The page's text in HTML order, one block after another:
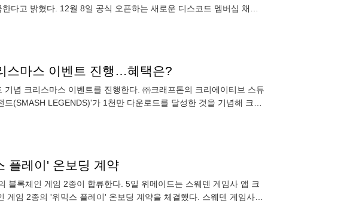
다고 밝혔다. 12월 8일 공식 오픈하는 새로운 디스코드 멤버십 채널
스마스 이벤트 진행…혜택은?
념 크리스마스 이벤트를 진행한다. ㈜크래프톤의 크리에이티브 스튜
(SMASH LEGENDS)'가 1천만 다운로드를 달성한 것을 기념해 크리
플레이' 온보딩 계약
블록체인 게임 2종이 합류한다. 5일 위메이드는 스웨덴 게임사 앱 크
임 2종의 '위믹스 플레이' 온보딩 계약을 체결했다. 스웨덴 게임사와